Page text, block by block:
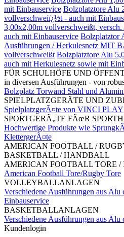
mit Einbauservice Bolzplatztore Alu
vollverschweiï¿½t - auch mit
3,00x2,00m vollverschweißt,
auch mit Einbauservice Bolzplatztor
Ausführungen / Herkulesnetz MIT
vollverschweißt Bolzplatztore Alu
auch mit Herkulesnetz sowie mit
FÜR SCHULHÖFE UND
in diversen Ausführungen - von
Bolzplatz Torwand Stahl und
SPIELPLATZGERÄTE UND
SpielplatzgerÃ¤te von VINCI PLAY
SPORTGERÃ„TE FÃœR
Hochwertige Produkte wie
KlettergerÃ¤te
AMERICAN FOOTBALL /
BASKETBALL / HANDBALL
AMERICAN FOOTBALL TORE /
American Football Tore/Rugby Tore
VOLLEYBALLANLAGEN
Verschiedene Ausführungen aus Alu
Einbauservice
BASKETBALLANLAGEN
Verschiedene Ausführungen aus Alu
Kundenlogin